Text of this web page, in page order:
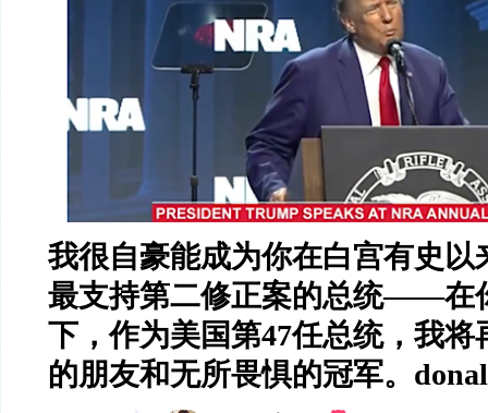
我很自豪能成为你在白宫有史以
最支持第二修正案的总统——在
下，作为美国第47任总统，我将
的朋友和无所畏惧的冠军。